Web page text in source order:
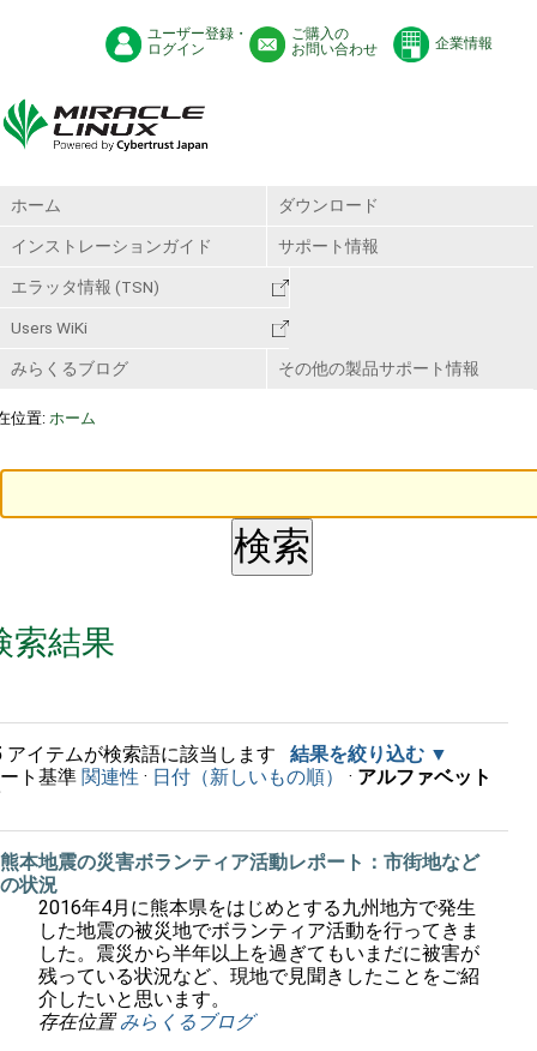
ユーザー登録・
ログイン
ご購入の
お問い合わせ
企業情報
ホーム ダウンロード
インストレーションガイド サポート情報
エラッタ情報 (TSN)
Users WiKi
みらくるブログ その他の製品サポート情報
位置: ホーム
索結果
アイテムが検索語に該当します
結果を絞り込む
ト基準 関連性 · 日付（新しいもの順） · アルファベット
熊本地震の災害ボランティア活動レポート：市街地など
の状況
2016年4月に熊本県をはじめとする九州地方で発生
した地震の被災地でボランティア活動を行ってきま
した。震災から半年以上を過ぎてもいまだに被害が
残っている状況など、現地で見聞きしたことをご紹
介したいと思います。
存在位置 みらくるブログ